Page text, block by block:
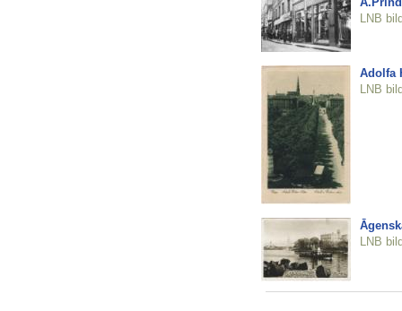
LNB
Adolfa
LNB
LNB